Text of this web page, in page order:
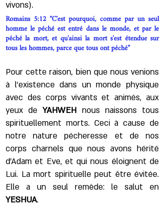
vivons).
Romains 5:12 “C'est pourquoi, comme par un seul
homme le péché est entré dans le monde, et par le
péché la mort, et qu'ainsi la mort s'est étendue sur
tous les hommes, parce que tous ont péché”
Pour cette raison, bien que nous venions
à l'existence dans un monde physique
avec des corps vivants et animés, aux
yeux deYAHWEH nous naissons tous
spirituellement morts. Ceci à cause de
notre nature pécheresse et de nos
corps charnels que nous avons hérité
d’Adam et Eve, et qui nous éloignent de
Lui. La mort spirituelle peut être évitée.
Elle a un seul remède: le salut en
YESHUA.